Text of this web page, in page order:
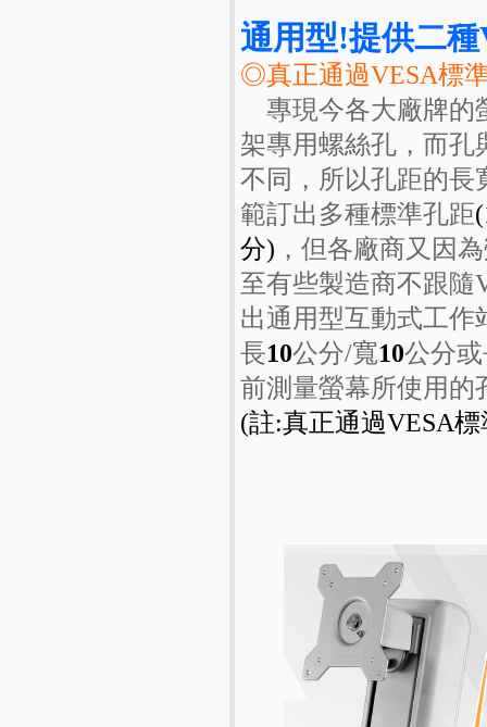
通用型!提供二種
◎真正通過VESA標
專現今各大廠牌的
架專用螺絲孔，而孔
不同，所以孔距的長
範訂出多種標準孔距
分) ，但各廠商又因
至有些製造商不跟隨
出通用型互動式工作
長10公分/寬10公分
前測量螢幕所使用的
(註:真正通過VESA